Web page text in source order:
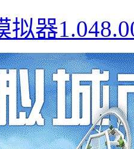
拟器